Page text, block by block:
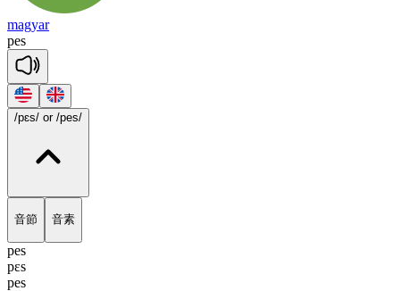
magyar
pes
/pɛs/ or /pes/
音節 音素
pes
pɛs
pes